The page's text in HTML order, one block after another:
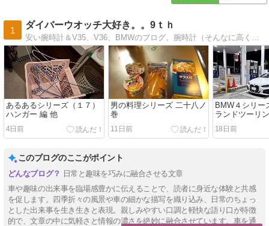
1
ダイバーウオッチ大好き。。9ｔｈ
あるあるシリーズ（１７）
ハンガー 編 他
4日前
男の料理シリーズ 二十八ノ
巻
11日前
BMW４シリー
ランドツーリ
GT編
18日前
このブログのここがポイント
日常と趣味を巧みに融合させる文章
車や趣味の出来事を臨場感豊かに伝えることで、読者に身近な体験と共感
を促します。四季折々の風景や車の細かな描写を織り込み、日常のちょっ
とした出来事を生き生きと表現。親しみやすい口調と軽快な語り口が特徴
的で、文章の中に気軽さと情報の濃さを絶妙に融合させています。車を通